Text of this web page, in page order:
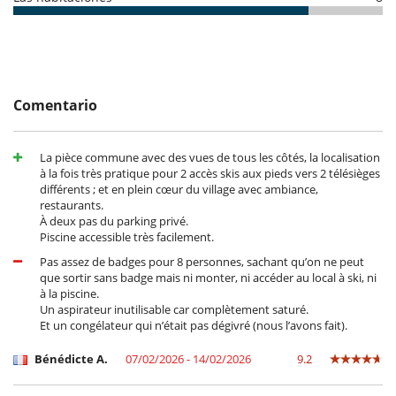
Casa no apta para niños
Juegos de mesa para niños
Libros infantiles
Ocios y actividades deportivas
Acceso a internet (wifi)
Cartas y juegos de mesa
Hammam
Libros
Music speaker
Piscina interior climatizada
Ski room
Para su comodidad y agrado
Calefacción central
Chimenea
Jacuzzi interior
Comentario
La pièce commune avec des vues de tous les côtés, la localisation
à la fois très pratique pour 2 accès skis aux pieds vers 2 télésièges
différents ; et en plein cœur du village avec ambiance,
restaurants.
À deux pas du parking privé.
Piscine accessible très facilement.
Pas assez de badges pour 8 personnes, sachant qu’on ne peut
que sortir sans badge mais ni monter, ni accéder au local à ski, ni
à la piscine.
Un aspirateur inutilisable car complètement saturé.
Et un congélateur qui n’était pas dégivré (nous l’avons fait).
Bénédicte A. 07/02/2026 - 14/02/2026 9.2